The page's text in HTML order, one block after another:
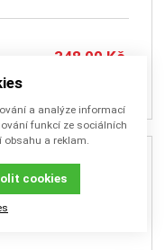
348,00 Kč
PŘIDAT DO KOŠÍKU
a analýze informací
funkcí ze sociálních
obsahu a reklam.
cookies